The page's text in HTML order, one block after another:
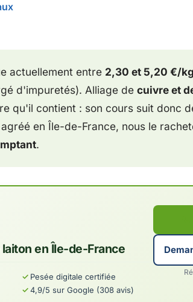
actuellement entre 2,30 et 5,20 €/kg
d'impuretés). Alliage de cuivre et
qu'il contient : son cours suit donc
en Île-de-France, nous le
.
en Île-de-France
Pesée digitale certifiée
4,9/5 sur Google (308 avis)